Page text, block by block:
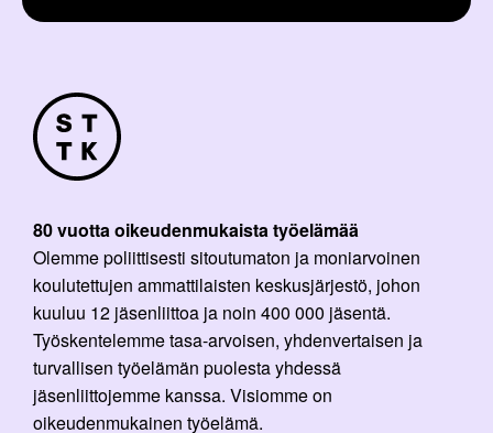
80 vuotta oikeudenmukaista työelämää
Olemme poliittisesti sitoutumaton ja moniarvoinen
koulutettujen ammattilaisten keskusjärjestö, johon
kuuluu 12 jäsenliittoa ja noin 400 000 jäsentä.
Työskentelemme tasa-arvoisen, yhdenvertaisen ja
turvallisen työelämän puolesta yhdessä
jäsenliittojemme kanssa. Visiomme on
oikeudenmukainen työelämä.